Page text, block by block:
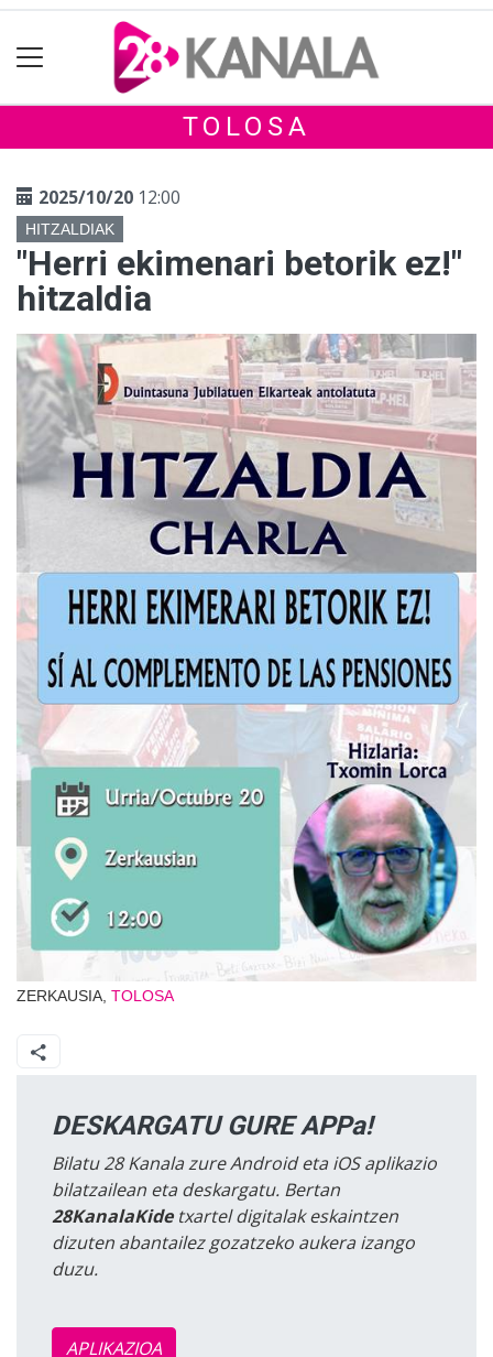
TOLOSA
2025/10/20 12:00
HITZALDIAK
"Herri ekimenari betorik ez!"
hitzaldia
ZERKAUSIA, TOLOSA
DESKARGATU GURE APPa!
Bilatu 28 Kanala zure Android eta iOS aplikazio
bilatzailean eta deskargatu. Bertan
28KanalaKidetxartel digitalak eskaintzen
dizuten abantailez gozatzeko aukera izango
duzu.
APLIKAZIOA